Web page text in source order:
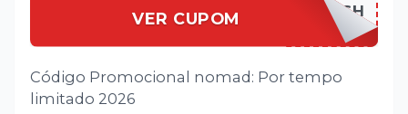
VER CUPOM NOMADFLASH
Código Promocional nomad: Por tempo
limitado 2026